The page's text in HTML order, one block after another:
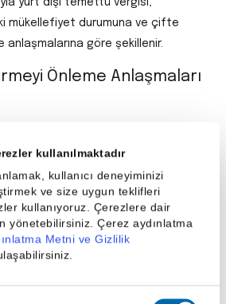
kullanılmaktadır
kullanıcı deneyiminizi
ve size uygun teklifleri
kullanıyoruz. Çerezlere dair
yönetebilirsiniz. Çerez aydınlatma
Metni ve Gizlilik
mükellefiyet durumuna ve çifte
anlaşmalarına göre şekillenir.
Önleme Anlaşmaları
elde edildiği ülkede hem de
kez vergi ödemesini engelleyen
yurt dışından elde edilen gelirler
o ülkede ödenmiş vergiler belirli
edilir. Böylece mükellef,
vergi yükü ile karşılaşır.